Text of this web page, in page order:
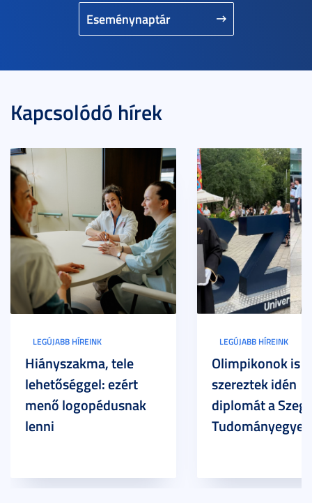
Eseménynaptár
Kapcsolódó hírek
LEGÚJABB HÍREINK
Hiányszakma, tele
lehetőséggel: ezért
menő logopédusnak
lenni
LEGÚJABB HÍREINK
Olimpikonok is
szereztek idén
diplomát a